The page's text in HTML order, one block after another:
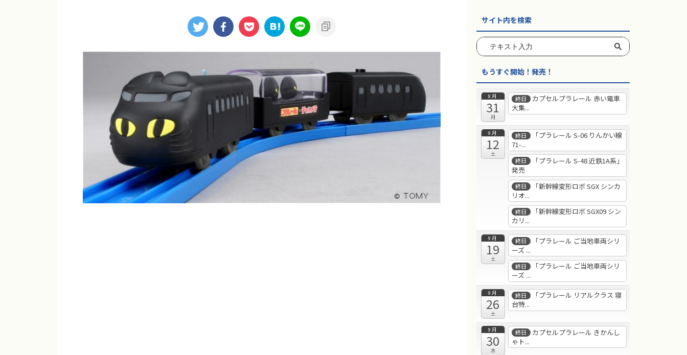
サイト内を検索
もうすぐ開始！発売！
8月
31
月
終日
カプセルプラレール 赤い電車
大集...
9月
12
土
終日
「プラレール S-06 りんかい線
71-...
終日
「プラレール S-48 近鉄1A系」
発売
終日
「新幹線変形ロボ SGX シンカ
リオ...
終日
「新幹線変形ロボ SGX09 シン
カリ...
9月
19
土
終日
「プラレール ご当地車両シリ
ーズ ...
終日
「プラレール ご当地車両シリ
ーズ ...
9月
26
土
終日
「プラレール リアルクラス 寝
台特...
9月
30
水
終日
カプセルプラレール きかんし
ゃト...